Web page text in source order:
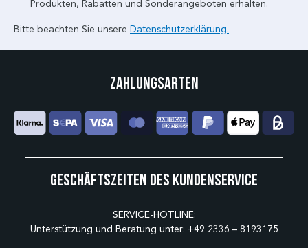
Produkten, Rabatten und Sonderangeboten erhalten.
Bitte beachten Sie unsere Datenschutzerklärung.
Geschäftszeiten des Kundenservice
SERVICE-HOTLINE:
Unterstützung und Beratung unter: +49 2336 – 8193175
Zahlungsarten